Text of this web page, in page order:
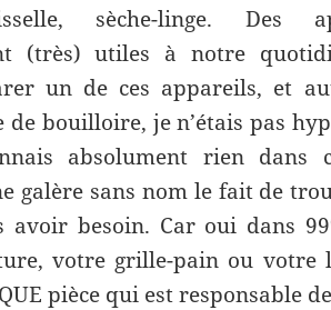
sèche-linge. Des
(très) utiles à notre
un de ces appareils, et
de bouilloire, je n’étais pas
absolument rien dans
galère sans nom le fait de
avoir besoin. Car oui dans
votre grille-pain ou votre
pièce qui est responsable